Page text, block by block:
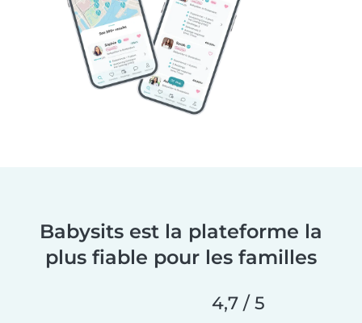
Babysits est la plateforme la
plus fiable pour les familles
4,7 / 5